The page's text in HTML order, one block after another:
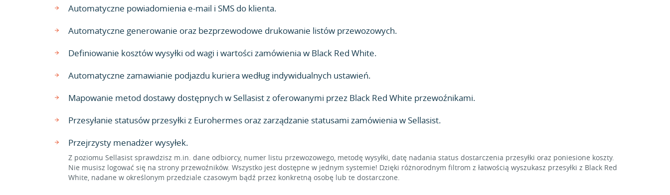
Automatyczne powiadomienia e-mail i SMS do klienta.
Automatyczne generowanie oraz bezprzewodowe drukowanie listów przewozowych.
Definiowanie kosztów wysyłki od wagi i wartości zamówienia w Black Red White.
Automatyczne zamawianie podjazdu kuriera według indywidualnych ustawień.
Mapowanie metod dostawy dostępnych w Sellasist z oferowanymi przez Black Red White przewoźnikami.
Przesyłanie statusów przesyłki z Eurohermes oraz zarządzanie statusami zamówienia w Sellasist.
Przejrzysty menadżer wysyłek.
Z poziomu Sellasist sprawdzisz m.in. dane odbiorcy, numer listu przewozowego, metodę wysyłki, datę nadania status dostarczenia przesyłki oraz poniesione koszty.
Nie musisz logować się na strony przewoźników. Wszystko jest dostępne w jednym systemie! Dzięki różnorodnym filtrom z łatwością wyszukasz przesyłki z Black Red
White, nadane w określonym przedziale czasowym bądź przez konkretną osobę lub te dostarczone.